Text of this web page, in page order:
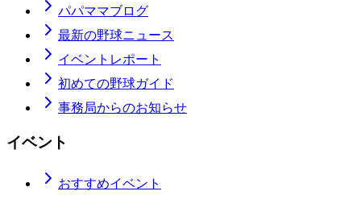
パパママブログ
最新の野球ニュース
イベントレポート
初めての野球ガイド
事務局からのお知らせ
イベント
おすすめイベント